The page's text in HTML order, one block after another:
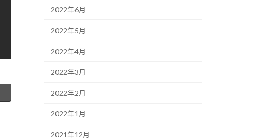
2022年6月
2022年5月
2022年4月
2022年3月
2022年2月
2022年1月
2021年12月